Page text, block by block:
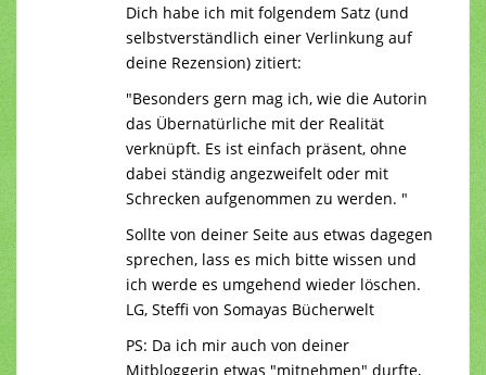
Dich habe ich mit folgendem Satz (und
selbstverständlich einer Verlinkung auf
deine Rezension) zitiert:
"Besonders gern mag ich, wie die Autorin
das Übernatürliche mit der Realität
verknüpft. Es ist einfach präsent, ohne
dabei ständig angezweifelt oder mit
Schrecken aufgenommen zu werden. "
Sollte von deiner Seite aus etwas dagegen
sprechen, lass es mich bitte wissen und
ich werde es umgehend wieder löschen.
LG, Steffi von Somayas Bücherwelt
PS: Da ich mir auch von deiner
Mitbloggerin etwas "mitnehmen" durfte,